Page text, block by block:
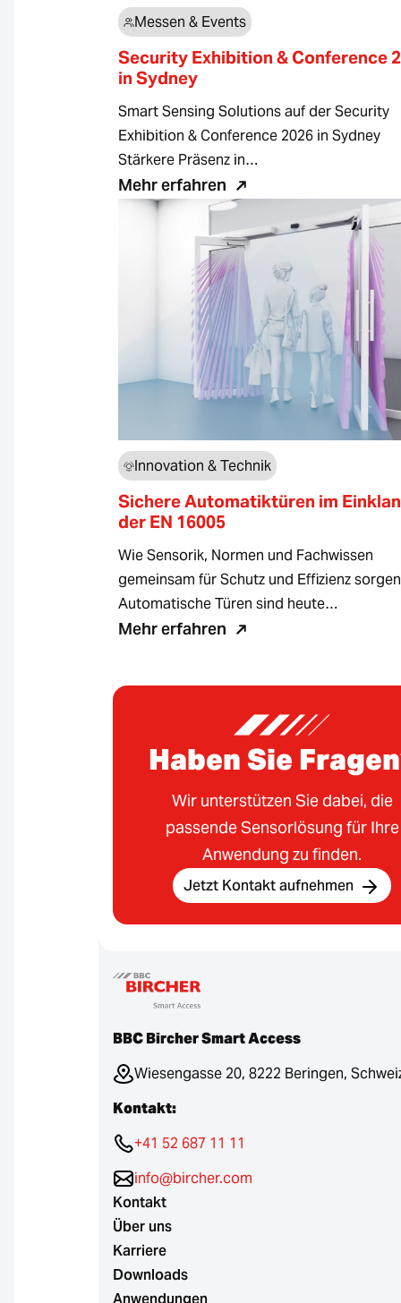
Messen & Events
Security Exhibition & Conference
in Sydney
Smart Sensing Solutions auf der Security
Exhibition & Conference 2026 in Sydney
Stärkere Präsenz in…
Mehr erfahren
Innovation & Technik
Sichere Automatiktüren im
der EN 16005
Wie Sensorik, Normen und Fachwissen
gemeinsam für Schutz und Effizienz
Automatische Türen sind heute…
Mehr erfahren
Haben Sie
Wir unterstützen Sie dabei, die
passende Sensorlösung für Ihre
Anwendung zu finden.
Jetzt Kontakt aufnehmen
BBC Bircher Smart Access
Wiesengasse 20, 8222 Beringen,
Kontakt:
+41 52 687 11 11
info@bircher.com
Kontakt
Über uns
Karriere
Downloads
Anwendungen